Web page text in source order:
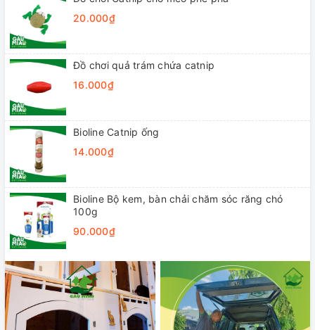
20.000₫
Đồ chơi quả trám chứa catnip
16.000₫
Bioline Catnip ống
14.000₫
Bioline Bộ kem, bàn chải chăm sóc răng chó
100g
90.000₫